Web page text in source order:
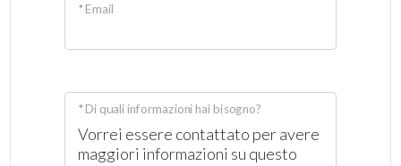
* Email
* Di quali informazioni hai bisogno?